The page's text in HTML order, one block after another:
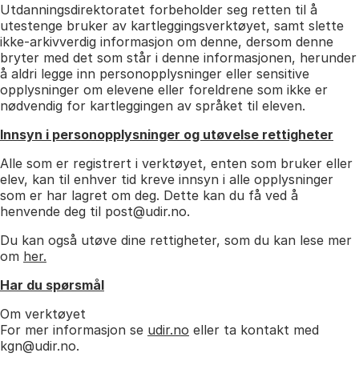
Utdanningsdirektoratet forbeholder seg retten til å
utestenge bruker av kartleggingsverktøyet, samt slette
ikke-arkivverdig informasjon om denne, dersom denne
bryter med det som står i denne informasjonen, herunder
å aldri legge inn personopplysninger eller sensitive
opplysninger om elevene eller foreldrene som ikke er
nødvendig for kartleggingen av språket til eleven.
Innsyn i personopplysninger og utøvelse rettigheter
Alle som er registrert i verktøyet, enten som bruker eller
elev, kan til enhver tid kreve innsyn i alle opplysninger
som er har lagret om deg. Dette kan du få ved å
henvende deg til post@udir.no.
Du kan også utøve dine rettigheter, som du kan lese mer
om her.
Har du spørsmål
Om verktøyet
For mer informasjon se udir.no eller ta kontakt med
kgn@udir.no.